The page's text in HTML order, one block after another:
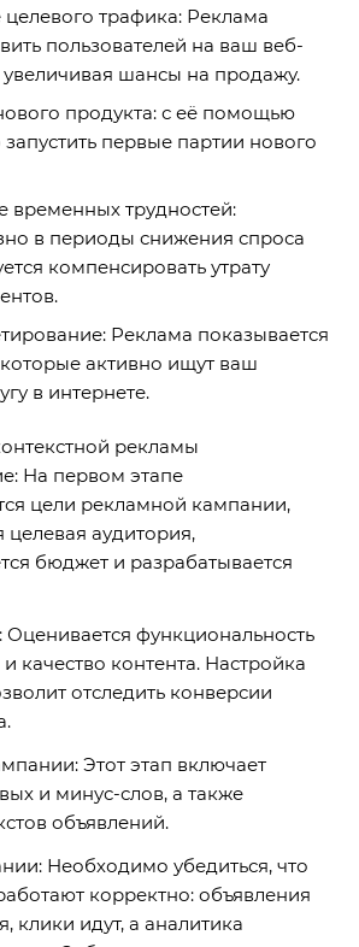
трафика: Реклама
пользователей на ваш веб-
шансы на продажу.
продукта: с её помощью
первые партии нового
временных трудностей:
в периоды снижения спроса
компенсировать утрату
Реклама показывается
активно ищут ваш
в интернете.
рекламы
На первом этапе
цели рекламной кампании,
целевая аудитория,
бюджет и разрабатывается
Оценивается функциональность
качество контента. Настройка
отследить конверсии
Этот этап включает
и минус-слов, а также
объявлений.
Необходимо убедиться, что
корректно: объявления
клики идут, а аналитика